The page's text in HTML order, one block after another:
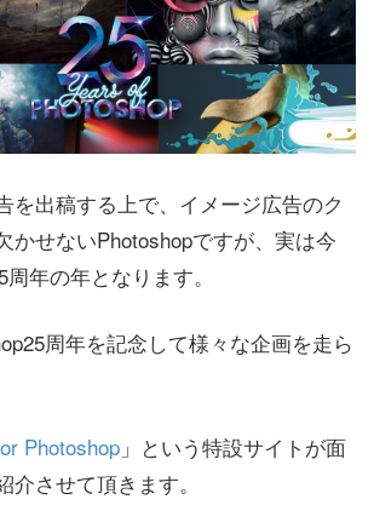
を出稿する上で、イメージ広告のク
かせないPhotoshopですが、実は今
年の年となります。
周年を記念して様々な企画を走ら
Photoshop 」という特設サイトが面
させて頂きます。